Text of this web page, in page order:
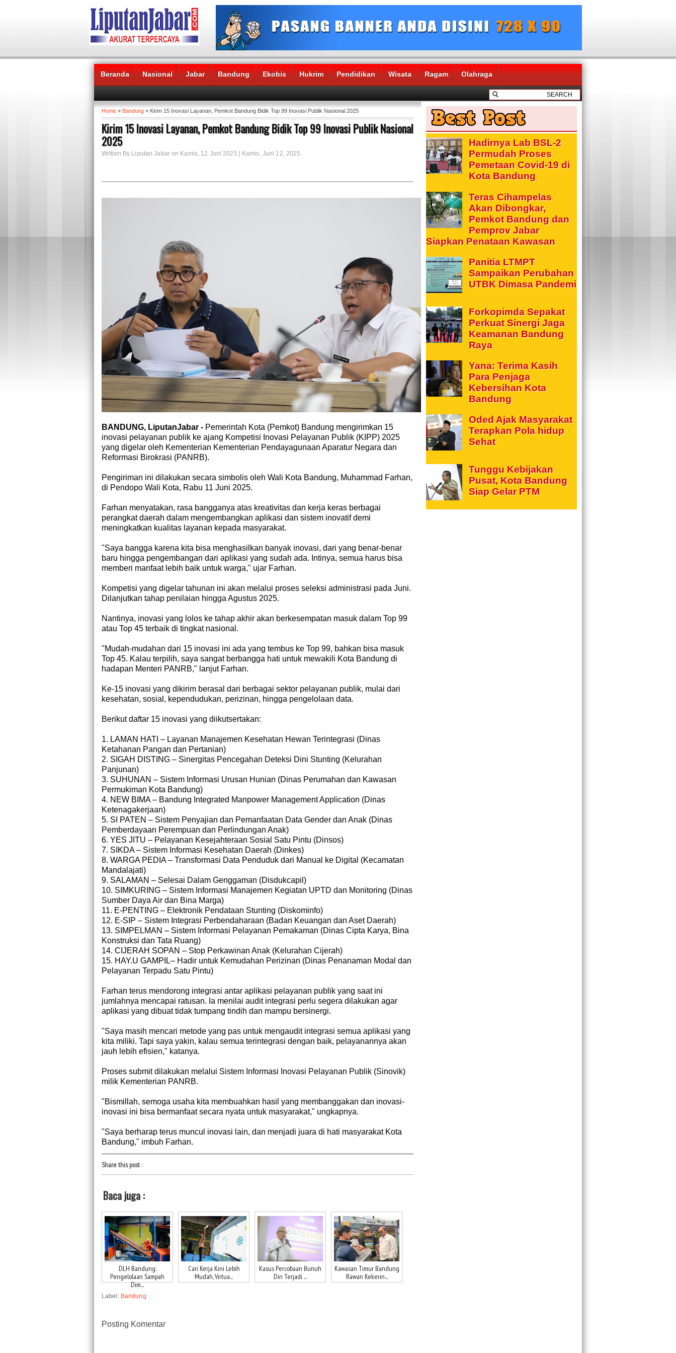
Beranda Nasional Jabar Bandung Ekobis Hukrim Pendidikan Wisata Ragam Olahraga
Headlines News :
Home » Bandung » Kirim 15 Inovasi Layanan, Pemkot Bandung Bidik Top 99 Inovasi Publik Nasional 2025
Kirim 15 Inovasi Layanan, Pemkot Bandung Bidik Top 99 Inovasi Publik Nasional
2025
Written By Liputan Jabar on Kamis, 12 Juni 2025 | Kamis, Juni 12, 2025
BANDUNG, LiputanJabar - Pemerintah Kota (Pemkot) Bandung mengirimkan 15
inovasi pelayanan publik ke ajang Kompetisi Inovasi Pelayanan Publik (KIPP) 2025
yang digelar oleh Kementerian Kementerian Pendayagunaan Aparatur Negara dan
Reformasi Birokrasi (PANRB).
Pengiriman ini dilakukan secara simbolis oleh Wali Kota Bandung, Muhammad Farhan,
di Pendopo Wali Kota, Rabu 11 Juni 2025.
Farhan menyatakan, rasa bangganya atas kreativitas dan kerja keras berbagai
perangkat daerah dalam mengembangkan aplikasi dan sistem inovatif demi
meningkatkan kualitas layanan kepada masyarakat.
"Saya bangga karena kita bisa menghasilkan banyak inovasi, dari yang benar-benar
baru hingga pengembangan dari aplikasi yang sudah ada. Intinya, semua harus bisa
memberi manfaat lebih baik untuk warga," ujar Farhan.
Kompetisi yang digelar tahunan ini akan melalui proses seleksi administrasi pada Juni.
Dilanjutkan tahap penilaian hingga Agustus 2025.
Nantinya, inovasi yang lolos ke tahap akhir akan berkesempatan masuk dalam Top 99
atau Top 45 terbaik di tingkat nasional.
"Mudah-mudahan dari 15 inovasi ini ada yang tembus ke Top 99, bahkan bisa masuk
Top 45. Kalau terpilih, saya sangat berbangga hati untuk mewakili Kota Bandung di
hadapan Menteri PANRB," lanjut Farhan.
Ke-15 inovasi yang dikirim berasal dari berbagai sektor pelayanan publik, mulai dari
kesehatan, sosial, kependudukan, perizinan, hingga pengelolaan data.
Berikut daftar 15 inovasi yang diikutsertakan:
1. LAMAN HATI – Layanan Manajemen Kesehatan Hewan Terintegrasi (Dinas
Ketahanan Pangan dan Pertanian)
2. SIGAH DISTING – Sinergitas Pencegahan Deteksi Dini Stunting (Kelurahan
Panjunan)
3. SUHUNAN – Sistem Informasi Urusan Hunian (Dinas Perumahan dan Kawasan
Permukiman Kota Bandung)
4. NEW BIMA – Bandung Integrated Manpower Management Application (Dinas
Ketenagakerjaan)
5. SI PATEN – Sistem Penyajian dan Pemanfaatan Data Gender dan Anak (Dinas
Pemberdayaan Perempuan dan Perlindungan Anak)
6. YES JITU – Pelayanan Kesejahteraan Sosial Satu Pintu (Dinsos)
7. SIKDA – Sistem Informasi Kesehatan Daerah (Dinkes)
8. WARGA PEDIA – Transformasi Data Penduduk dari Manual ke Digital (Kecamatan
Mandalajati)
9. SALAMAN – Selesai Dalam Genggaman (Disdukcapil)
10. SIMKURING – Sistem Informasi Manajemen Kegiatan UPTD dan Monitoring (Dinas
Sumber Daya Air dan Bina Marga)
11. E-PENTING – Elektronik Pendataan Stunting (Diskominfo)
12. E-SIP – Sistem Integrasi Perbendaharaan (Badan Keuangan dan Aset Daerah)
13. SIMPELMAN – Sistem Informasi Pelayanan Pemakaman (Dinas Cipta Karya, Bina
Konstruksi dan Tata Ruang)
14. CIJERAH SOPAN – Stop Perkawinan Anak (Kelurahan Cijerah)
15. HAY.U GAMPIL– Hadir untuk Kemudahan Perizinan (Dinas Penanaman Modal dan
Pelayanan Terpadu Satu Pintu)
Farhan terus mendorong integrasi antar aplikasi pelayanan publik yang saat ini
jumlahnya mencapai ratusan. Ia menilai audit integrasi perlu segera dilakukan agar
aplikasi yang dibuat tidak tumpang tindih dan mampu bersinergi.
"Saya masih mencari metode yang pas untuk mengaudit integrasi semua aplikasi yang
kita miliki. Tapi saya yakin, kalau semua terintegrasi dengan baik, pelayanannya akan
jauh lebih efisien," katanya.
Proses submit dilakukan melalui Sistem Informasi Inovasi Pelayanan Publik (Sinovik)
milik Kementerian PANRB.
"Bismillah, semoga usaha kita membuahkan hasil yang membanggakan dan inovasi-
inovasi ini bisa bermanfaat secara nyata untuk masyarakat," ungkapnya.
"Saya berharap terus muncul inovasi lain, dan menjadi juara di hati masyarakat Kota
Bandung," imbuh Farhan.
Share this post:
Baca juga :
DLH Bandung:
Pengelolaan Sampah
Dim...
Cari Kerja Kini Lebih
Mudah, Virtua...
Kasus Percobaan Bunuh
Diri Terjadi ...
Kawasan Timur Bandung
Rawan Kekerin...
Label: Bandung
Posting Komentar
Hadirnya Lab BSL-2
Permudah Proses
Pemetaan Covid-19 di
Kota Bandung
Teras Cihampelas
Akan Dibongkar,
Pemkot Bandung dan
Pemprov Jabar
Siapkan Penataan Kawasan
Panitia LTMPT
Sampaikan Perubahan
UTBK Dimasa Pandemi
Forkopimda Sepakat
Perkuat Sinergi Jaga
Keamanan Bandung
Raya
Yana: Terima Kasih
Para Penjaga
Kebersihan Kota
Bandung
Oded Ajak Masyarakat
Terapkan Pola hidup
Sehat
Tunggu Kebijakan
Pusat, Kota Bandung
Siap Gelar PTM